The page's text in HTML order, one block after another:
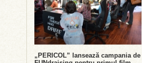
„PERICOL” lansează campania de